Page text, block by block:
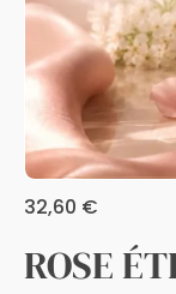
32,60 €
ROSE